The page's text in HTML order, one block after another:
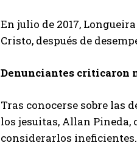
En julio de 2017,
Cristo, después de
Denunciantes criticaron
Tras conocerse sobre las
los jesuitas, Allan
considerarlos ineficientes.